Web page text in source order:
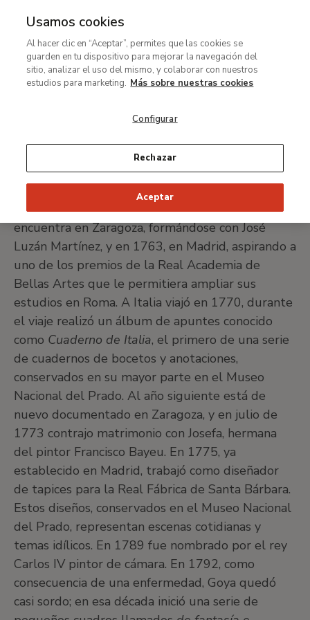
MENÚ
contenido
principal
Francisco de Goya
Goya, hijo de un maestro dorador, nació el 30 de
marzo de 1746 en Fuendetodos. En 1760 se
encuentra en Zaragoza, formándose con José
Luzán Martínez, y en 1763, en Madrid, aspirando a
uno de los premios de la Real Academia de
Bellas Artes que le permitiera ampliar sus
estudios en Roma. A Italia viajó en 1770, durante
el viaje realizó un álbum de apuntes conocido
como Cuaderno de Italia, el primero de una serie
de cuadernos de bocetos y anotaciones,
conservados en su mayor parte en el Museo
Nacional del Prado. Al año siguiente está de
nuevo documentado en Zaragoza, y en julio de
1773 contrajo matrimonio con Josefa, hermana
del pintor Francisco Bayeu. En 1775, ya
establecido en Madrid, trabajó como diseñador
de tapices para la Real Fábrica de Santa Bárbara.
Estos diseños, conservados en el Museo Nacional
del Prado, representan escenas cotidianas y
temas idílicos. En 1789 fue nombrado por el rey
Carlos IV pintor de cámara. En 1792, como
consecuencia de una enfermedad, Goya quedó
casi sordo; en esa década inició una serie de
Usamos cookies
Al hacer clic en “Aceptar”, permites que las cookies se
guarden en tu dispositivo para mejorar la navegación del
sitio, analizar el uso del mismo, y colaborar con nuestros
estudios para marketing. Más sobre nuestras cookies
Configurar
Rechazar
Aceptar